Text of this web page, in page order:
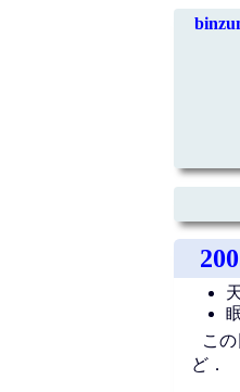
こ
ど．